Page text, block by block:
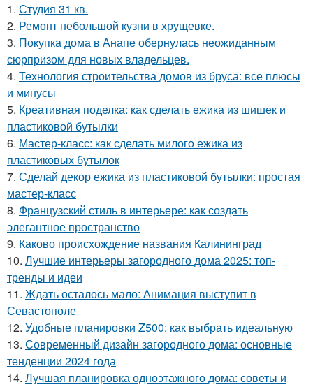
1. Студия 31 кв.
2. Ремонт небольшой кузни в хрущевке.
3. Покупка дома в Анапе обернулась неожиданным
сюрпризом для новых владельцев.
4. Технология строительства домов из бруса: все плюсы
и минусы
5. Креативная поделка: как сделать ежика из шишек и
пластиковой бутылки
6. Мастер-класс: как сделать милого ежика из
пластиковых бутылок
7. Сделай декор ежика из пластиковой бутылки: простая
мастер-класс
8. Французский стиль в интерьере: как создать
элегантное пространство
9. Каково происхождение названия Калининград
10. Лучшие интерьеры загородного дома 2025: топ-
тренды и идеи
11. Ждать осталось мало: Анимация выступит в
Севастополе
12. Удобные планировки Z500: как выбрать идеальную
13. Современный дизайн загородного дома: основные
тенденции 2024 года
14. Лучшая планировка одноэтажного дома: советы и